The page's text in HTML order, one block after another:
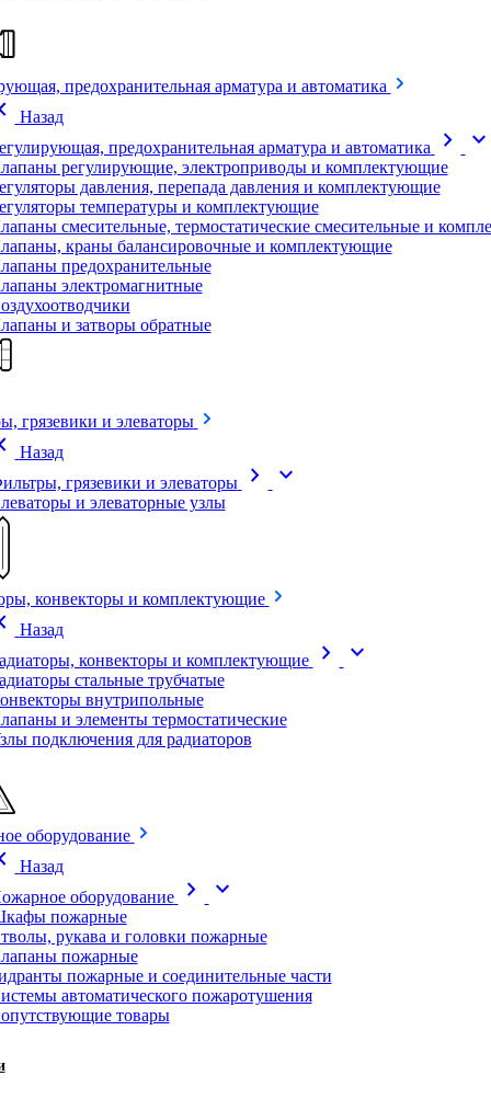
предохранительная арматура и автоматика
Назад
предохранительная арматура и автоматика
chevron_right expand_more
регулирующие, электроприводы и комплектующие
давления, перепада давления и комплектующие
температуры и комплектующие
смесительные, термостатические смесительные и
краны балансировочные и комплектующие
предохранительные
электромагнитные
и затворы обратные
грязевики и элеваторы
Назад
грязевики и элеваторы
chevron_right expand_more
и элеваторные узлы
конвекторы и комплектующие
Назад
конвекторы и комплектующие
chevron_right expand_more
стальные трубчатые
внутрипольные
и элементы термостатические
подключения для радиаторов
оборудование
Назад
оборудование
chevron_right expand_more
пожарные
рукава и головки пожарные
пожарные
пожарные и соединительные части
автоматического пожаротушения
товары